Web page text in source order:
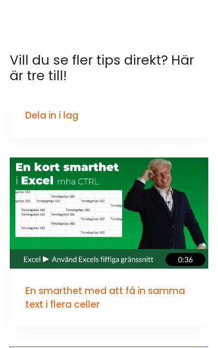
Vill du se fler tips direkt? Här
är tre till!
Dela in i lag
En smarthet med att få in samma
text i flera celler